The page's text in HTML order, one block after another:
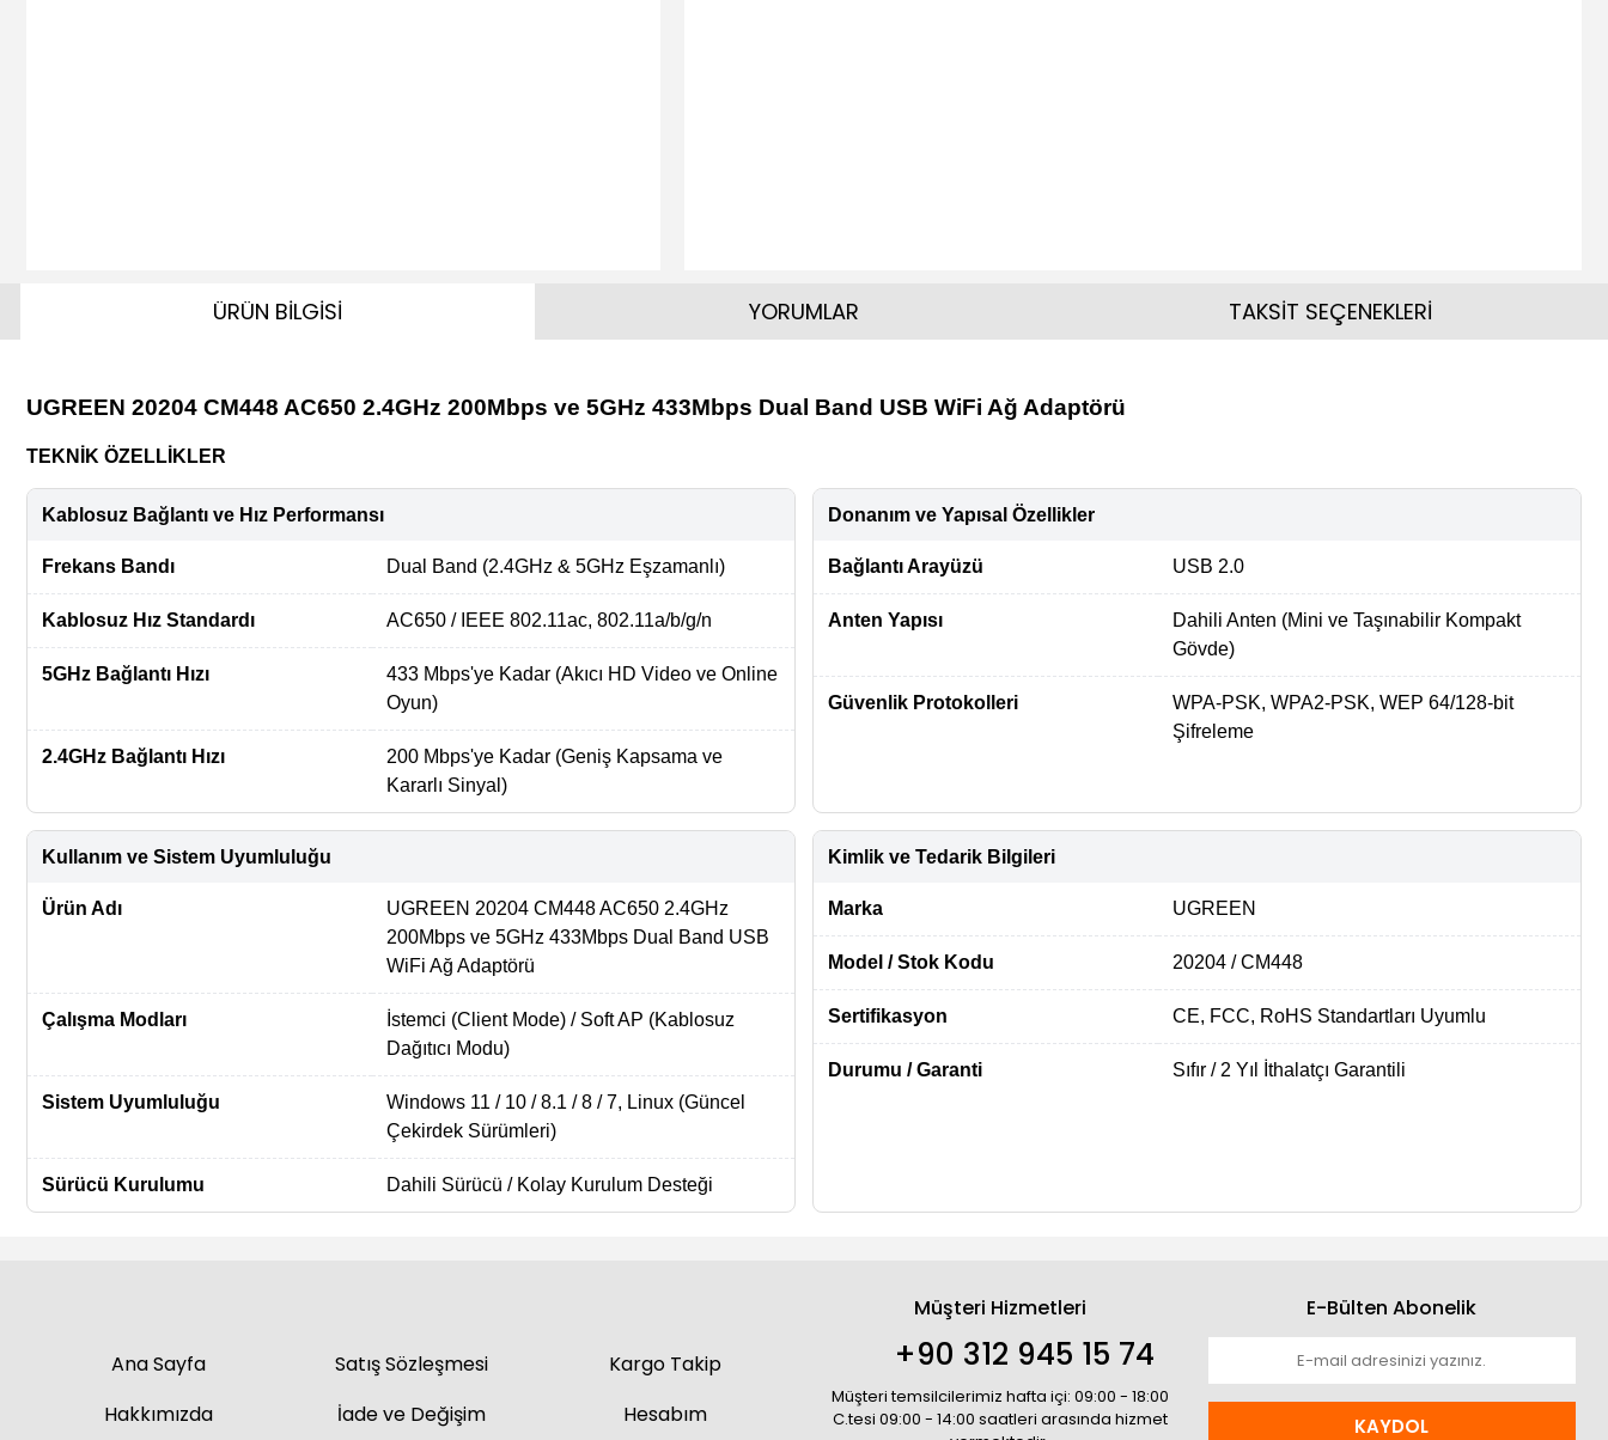
ÜRÜN BİLGİSİ
UGREEN 20204 CM448 AC650 2.4GHz 200Mbps ve 5GHz 433Mbps Dual Band USB WiFi Ağ Adaptörü
TEKNİK ÖZELLİKLER
Kablosuz Bağlantı ve Hız Performansı
Frekans Bandı Dual Band (2.4GHz & 5GHz Eşzamanlı)
Kablosuz Hız Standardı AC650 / IEEE 802.11ac, 802.11a/b/g/n
5GHz Bağlantı Hızı
433 Mbps'ye Kadar (Akıcı HD Video ve Online
Oyun)
2.4GHz Bağlantı Hızı
200 Mbps'ye Kadar (Geniş Kapsama ve
Kararlı Sinyal)
Donanım ve Yapısal Özellikler
Bağlantı Arayüzü USB 2.0
Anten Yapısı
Dahili Anten (Mini ve Taşınabilir Kompakt
Gövde)
Güvenlik Protokolleri
WPA-PSK, WPA2-PSK, WEP 64/128-bit
Şifreleme
Kullanım ve Sistem Uyumluluğu
Ürün Adı
UGREEN 20204 CM448 AC650 2.4GHz
200Mbps ve 5GHz 433Mbps Dual Band USB
WiFi Ağ Adaptörü
Çalışma Modları
İstemci (Client Mode) / Soft AP (Kablosuz
Dağıtıcı Modu)
Sistem Uyumluluğu
Windows 11 / 10 / 8.1 / 8 / 7, Linux (Güncel
Çekirdek Sürümleri)
Sürücü Kurulumu Dahili Sürücü / Kolay Kurulum Desteği
Kimlik ve Tedarik Bilgileri
Marka UGREEN
Model / Stok Kodu 20204 / CM448
Sertifikasyon CE, FCC, RoHS Standartları Uyumlu
Durumu / Garanti Sıfır / 2 Yıl İthalatçı Garantili
YORUMLAR TAKSİT SEÇENEKLERİ
Ana Sayfa
Hakkımızda
Satış Sözleşmesi
İade ve Değişim
Kargo Takip
Hesabım
Müşteri Hizmetleri
+90 312 945 15 74
Müşteri temsilcilerimiz hafta içi: 09:00 - 18:00
C.tesi 09:00 - 14:00 saatleri arasında hizmet
E-Bülten Abonelik
KAYDOL